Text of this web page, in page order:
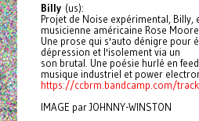
Billy(us):
Projet de Noise expérimental, Billy,
musicienne américaine Rose Moore.
Une prose qui s'auto dénigre pour
dépression et l'isolement via un
son brutal. Une poésie hurlé en
musique industriel et power
https://ccbrm.bandcamp.com/
IMAGE par JOHNNY-WINSTON